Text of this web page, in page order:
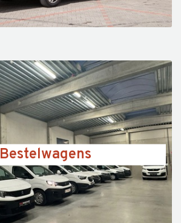
Bestelwagens